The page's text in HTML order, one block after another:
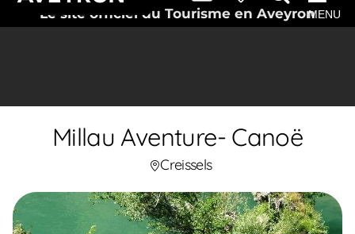
Le site officiel du Tourisme en AveyronMENU
Millau Aventure- Canoë
Creissels